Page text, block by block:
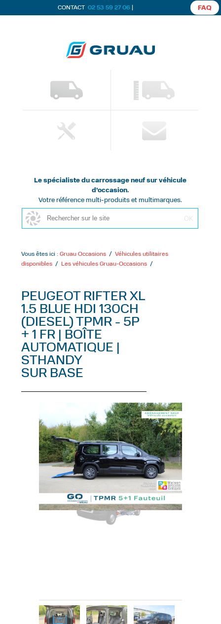
CONTACT 02 53 59 27 06 FAQ
Le spécialiste du carrossage neuf sur véhicule
d’occasion.
Votre référence multi-produits et multimarques.
Vous êtes ici : Gruau Occasions/ Véhicules utilitaires
disponibles/ Les véhicules Gruau-Occasions/
PEUGEOT RIFTER XL
1.5 BLUE HDI 130CH
(DIESEL) TPMR - 5P
+ 1 FR | BOÎTE
AUTOMATIQUE |
STHANDY
SUR BASE